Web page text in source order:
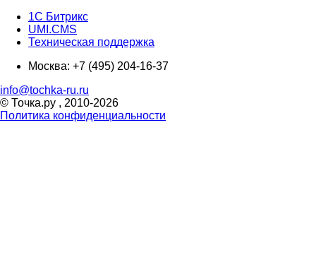
1С Битрикс
UMI.CMS
Техническая поддержка
Москва: +7 (495) 204-16-37
info@tochka-ru.ru
© Точка.ру , 2010-2026
Политика конфиденциальности